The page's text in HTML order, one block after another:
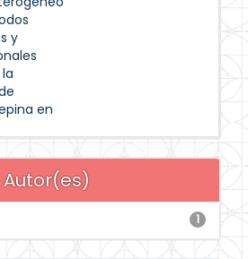
y
en
Autor(es)
1